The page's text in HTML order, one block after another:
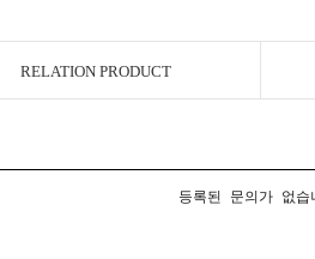
RELATION PRODUCT
등록된 문의가 없습